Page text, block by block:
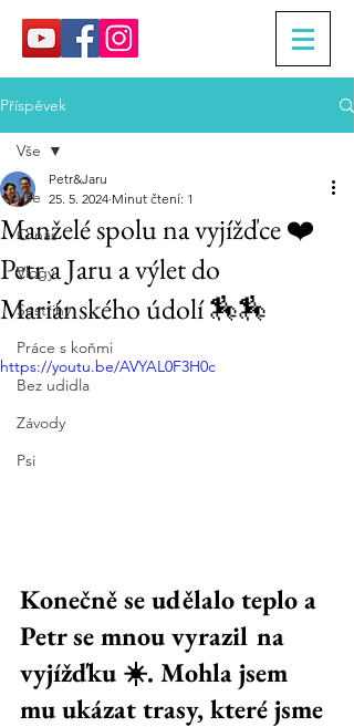
Příspěvek
Vše
O nás
Vlogy
Sestřihy
Práce s koňmi
Bez udidla
Závody
Psi
Vše
Manželé spolu na vyjížďce ❤️
Petr a Jaru a výlet do
Mariánského údolí 🏇🏇
Petr&Jaru
25. 5. 2024 Minut čtení: 1
https://youtu.be/AVYAL0F3H0c
Konečně se udělalo teplo a
Petr se mnou vyrazil na
vyjížďku ☀️. Mohla jsem
mu ukázat trasy, které jsme